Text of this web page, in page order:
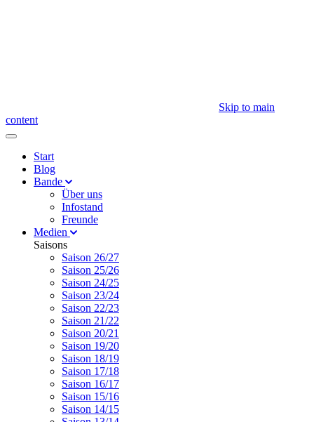
Skip to main
content
Start
Blog
Bande
Über uns
Infostand
Freunde
Medien
Saisons
Saison 26/27
Saison 25/26
Saison 24/25
Saison 23/24
Saison 22/23
Saison 21/22
Saison 20/21
Saison 19/20
Saison 18/19
Saison 17/18
Saison 16/17
Saison 15/16
Saison 14/15